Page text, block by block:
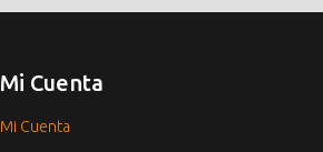
Mi Cuenta
Mi Cuenta